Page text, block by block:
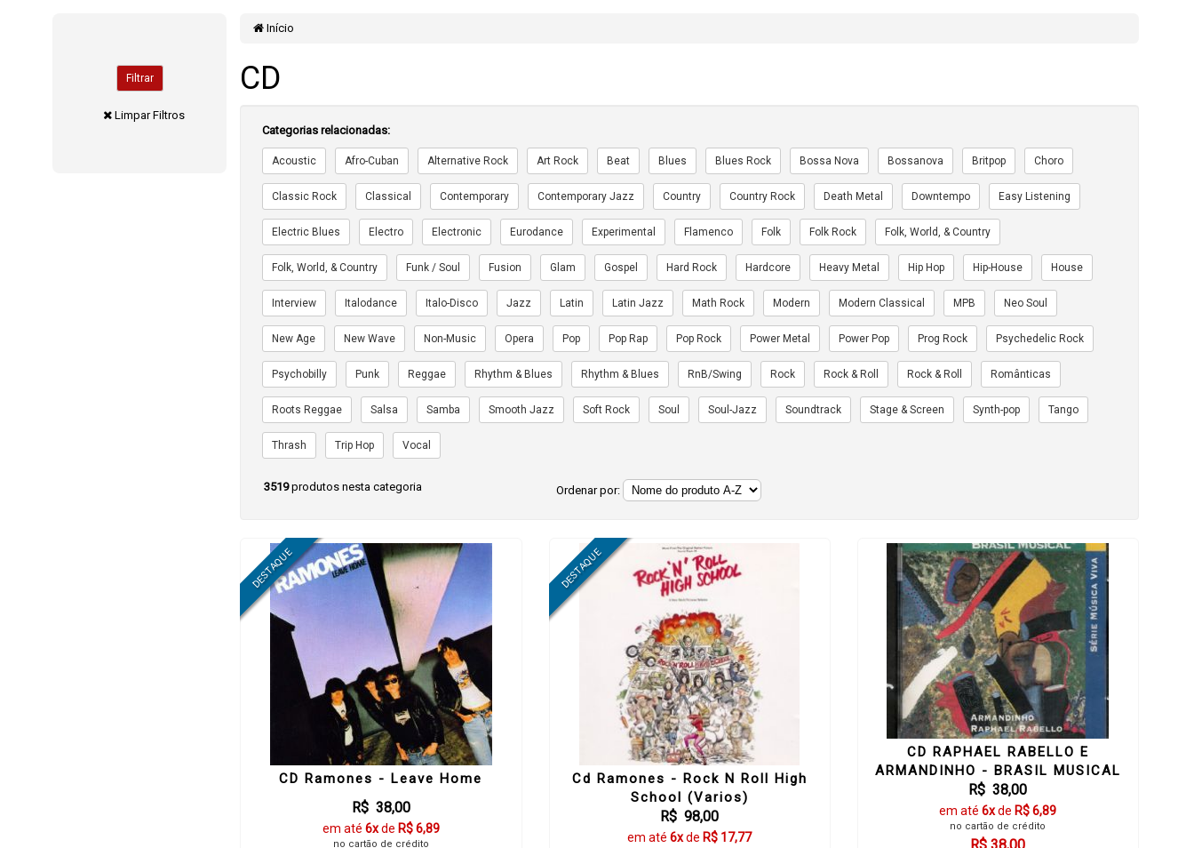
Filtrar
Limpar Filtros
Início
CD
Categorias relacionadas:
Acoustic Afro-Cuban Alternative Rock Art Rock Beat Blues Blues Rock Bossa Nova Bossanova Britpop Choro
Classic Rock Classical Contemporary Contemporary Jazz Country Country Rock Death Metal Downtempo Easy Listening
Electric Blues Electro Electronic Eurodance Experimental Flamenco Folk Folk Rock Folk, World, & Country
Folk, World, & Country Funk / Soul Fusion Glam Gospel Hard Rock Hardcore Heavy Metal Hip Hop Hip-House House
Interview Italodance Italo-Disco Jazz Latin Latin Jazz Math Rock Modern Modern Classical MPB Neo Soul
New Age New Wave Non-Music Opera Pop Pop Rap Pop Rock Power Metal Power Pop Prog Rock Psychedelic Rock
Psychobilly Punk Reggae Rhythm & Blues Rhythm & Blues RnB/Swing Rock Rock & Roll Rock & Roll Românticas
Roots Reggae Salsa Samba Smooth Jazz Soft Rock Soul Soul-Jazz Soundtrack Stage & Screen Synth-pop Tango
Thrash Trip Hop Vocal
3519produtos nesta categoria Ordenar por:
CD Ramones - Leave Home
R$ 38,00
em até 6xde R$ 6,89
no cartão de crédito
Cd Ramones - Rock N Roll High
School (Varios)
R$ 98,00
em até6xde R$ 17,77
CD RAPHAEL RABELLO E
ARMANDINHO - BRASIL MUSICAL
R$ 38,00
em até6xde R$ 6,89
no cartão de crédito